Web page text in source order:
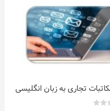
تجاری به زبان انگلیسی